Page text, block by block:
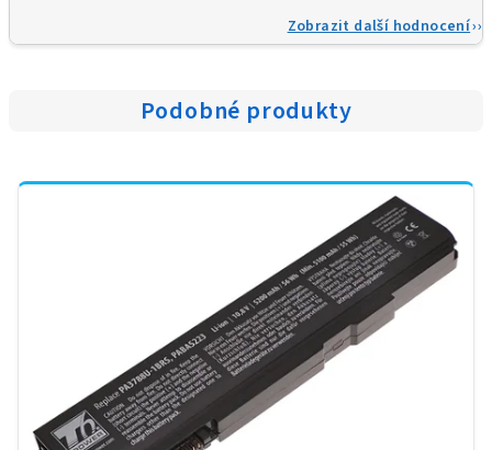
Zobrazit další hodnocení
Podobné produkty